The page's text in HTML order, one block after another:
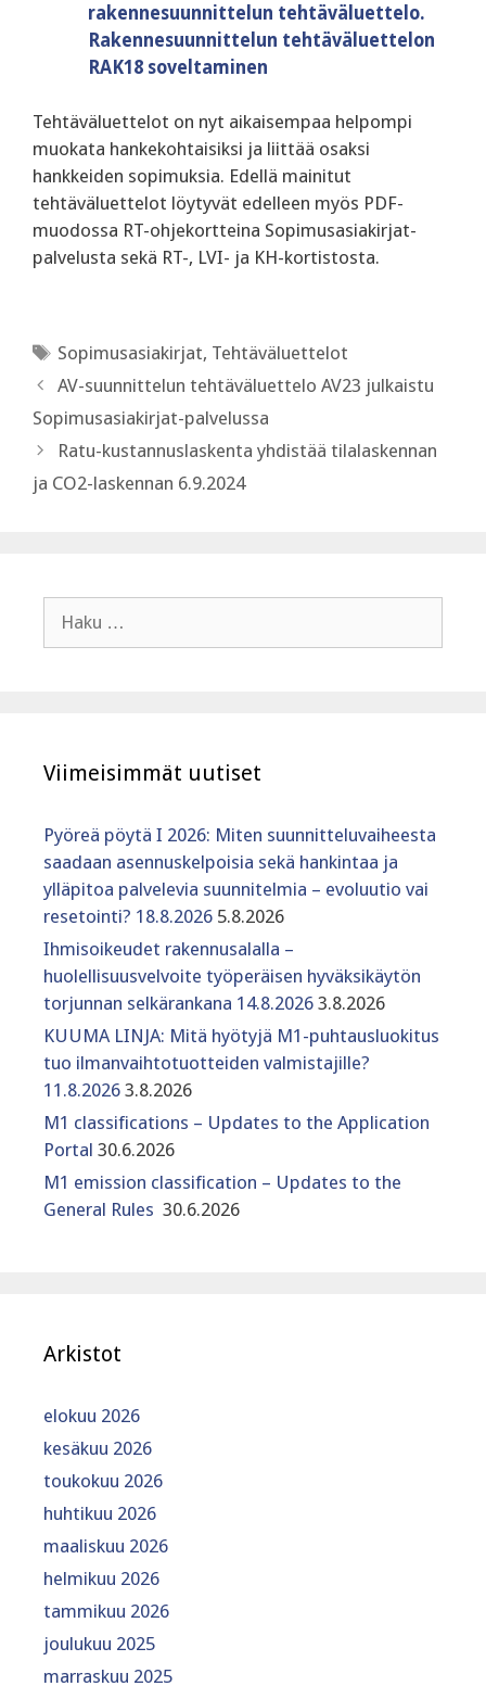
rakennesuunnittelun tehtäväluettelo.
Rakennesuunnittelun tehtäväluettelon
RAK18 soveltaminen
Tehtäväluettelot on nyt aikaisempaa helpompi
muokata hankekohtaisiksi ja liittää osaksi
hankkeiden sopimuksia. Edellä mainitut
tehtäväluettelot löytyvät edelleen myös PDF-
muodossa RT-ohjekortteina Sopimusasiakirjat-
palvelusta sekä RT-, LVI- ja KH-kortistosta.
Avainsanat
Sopimusasiakirjat, Tehtäväluettelot
AV-suunnittelun tehtäväluettelo AV23 julkaistu
Sopimusasiakirjat-palvelussa
Ratu-kustannuslaskenta yhdistää tilalaskennan
ja CO2-laskennan 6.9.2024
Viimeisimmät uutiset
Pyöreä pöytä I 2026: Miten suunnitteluvaiheesta
saadaan asennuskelpoisia sekä hankintaa ja
ylläpitoa palvelevia suunnitelmia – evoluutio vai
resetointi? 18.8.2026 5.8.2026
Ihmisoikeudet rakennusalalla –
huolellisuusvelvoite työperäisen hyväksikäytön
torjunnan selkärankana 14.8.2026 3.8.2026
KUUMA LINJA: Mitä hyötyjä M1-puhtausluokitus
tuo ilmanvaihtotuotteiden valmistajille?
11.8.2026 3.8.2026
M1 classifications – Updates to the Application
Portal 30.6.2026
M1 emission classification – Updates to the
General Rules 30.6.2026
Arkistot
elokuu 2026
kesäkuu 2026
toukokuu 2026
huhtikuu 2026
maaliskuu 2026
helmikuu 2026
tammikuu 2026
joulukuu 2025
marraskuu 2025